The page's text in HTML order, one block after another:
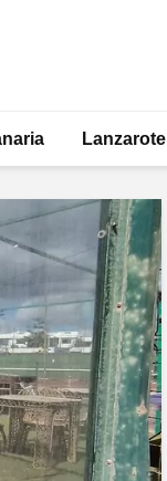
Lanzarote